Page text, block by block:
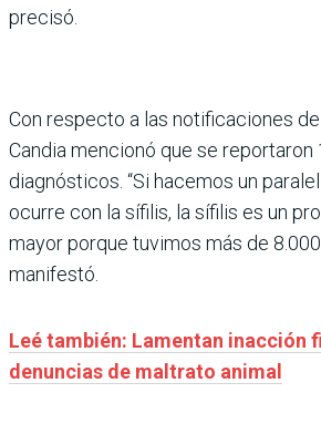
precisó.
Con respecto a las notificaciones
Candia mencionó que se reportaron
diagnósticos. “Si hacemos un
ocurre con la sífilis, la sífilis es un
mayor porque tuvimos más de
manifestó.
Leé también: Lamentan inacción
denuncias de maltrato animal